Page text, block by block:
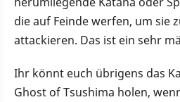
die auf Feinde werfen, um sie
attackieren. Das ist ein sehr
Ihr könnt euch übrigens das
Ghost of Tsushima holen,